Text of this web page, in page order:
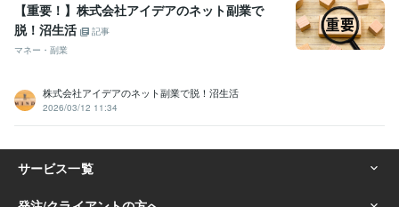
【重要！】株式会社アイデアのネット副業で
脱！沼生活
記事
マネー・副業
株式会社アイデアのネット副業で脱！沼生活
2026/03/12 11:34